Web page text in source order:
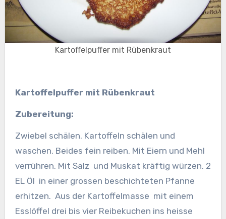
Kartoffelpuffer mit Rübenkraut
Kartoffelpuffer mit Rübenkraut
Zubereitung:
Zwiebel schälen. Kartoffeln schälen und
waschen. Beides fein reiben. Mit Eiern und Mehl
verrühren. Mit Salz und Muskat kräftig würzen. 2
EL Öl in einer grossen beschichteten Pfanne
erhitzen. Aus der Kartoffelmasse mit einem
Esslöffel drei bis vier Reibekuchen ins heisse